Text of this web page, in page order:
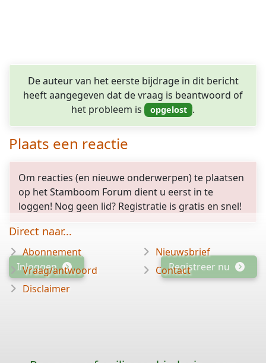
De auteur van het eerste bijdrage in dit bericht
heeft aangegeven dat de vraag is beantwoord of
het probleem is
.
Plaats een reactie
Om reacties (en nieuwe onderwerpen) te plaatsen
op het Stamboom Forum dient u eerst in te
loggen! Nog geen lid? Registratie is gratis en snel!
Inloggen Registreer nu
Direct naar...
Abonnement
Vraag/antwoord
Disclaimer
Nieuwsbrief
Contact